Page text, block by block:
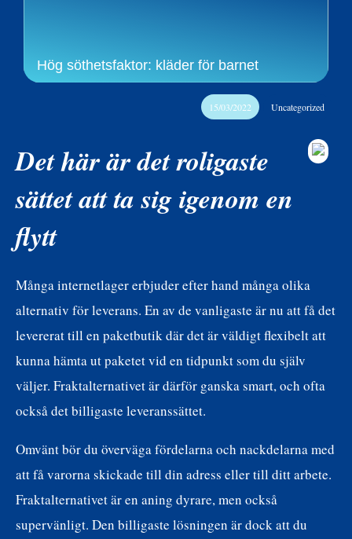
Hög söthetsfaktor: kläder för barnet
15/03/2022 Uncategorized
Det här är det roligaste
sättet att ta sig igenom en
flytt
Många internetlager erbjuder efter hand många olika
alternativ för leverans. En av de vanligaste är nu att få det
levererat till en paketbutik där det är väldigt flexibelt att
kunna hämta ut paketet vid en tidpunkt som du själv
väljer. Fraktalternativet är därför ganska smart, och ofta
också det billigaste leveranssättet.
Omvänt bör du överväga fördelarna och nackdelarna med
att få varorna skickade till din adress eller till ditt arbete.
Fraktalternativet är en aning dyrare, men också
supervänligt. Den billigaste lösningen är dock att du